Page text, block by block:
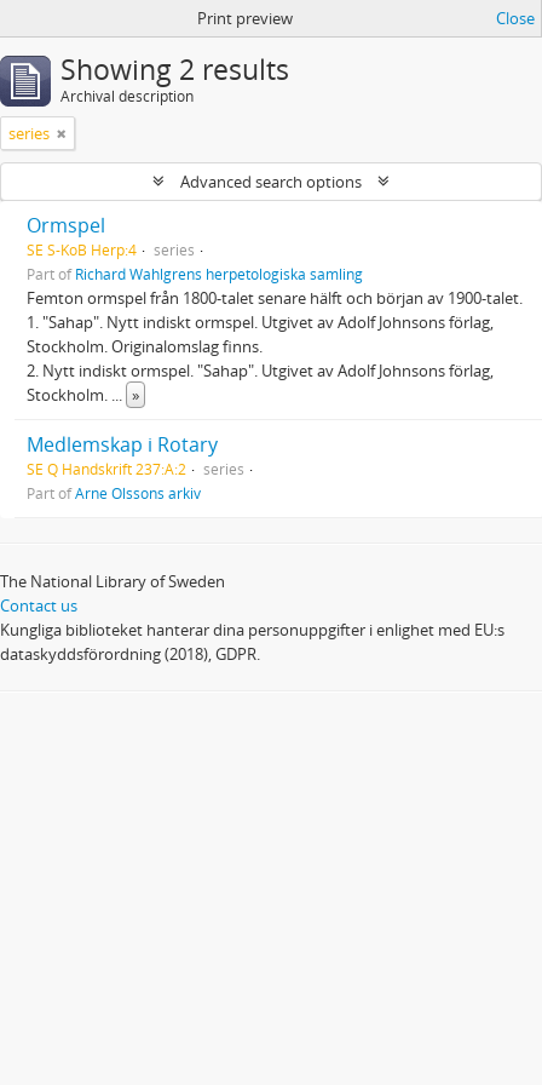
Print preview Close
Showing 2 results
Archival description
series
Advanced search options
Ormspel
SE S-KoB Herp:4
series
Part ofRichard Wahlgrens herpetologiska samling
Femton ormspel från 1800-talet senare hälft och början av 1900-talet.
1. "Sahap". Nytt indiskt ormspel. Utgivet av Adolf Johnsons förlag,
Stockholm. Originalomslag finns.
2. Nytt indiskt ormspel. "Sahap". Utgivet av Adolf Johnsons förlag,
Stockholm. ... »
Medlemskap i Rotary
SE Q Handskrift 237:A:2
series
Part ofArne Olssons arkiv
The National Library of Sweden
Contact us
Kungliga biblioteket hanterar dina personuppgifter i enlighet med EU:s
dataskyddsförordning (2018), GDPR.